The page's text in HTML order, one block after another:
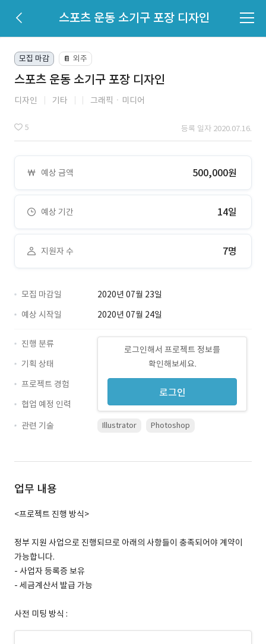
스포츠 운동 소기구 포장 디자인
모집 마감 📔 외주
스포츠 운동 소기구 포장 디자인
디자인 기타 그래픽ㆍ미디어
5 등록 일자 2020.07.16.
예상 금액 500,000원
예상 기간 14일
지원자 수 7명
모집 마감일
2020년 07월 23일
예상 시작일
2020년 07월 24일
로그인해서 프로젝트 정보를
확인해보세요.
로그인
진행 분류
기획 상태
프로젝트 경험
협업 예정 인력
관련 기술
Illustrator Photoshop
업무 내용
<프로젝트 진행 방식>
정부 지원 사업으로 진행되므로 아래의 사항들이 충족되어야 계약이
가능합니다.
- 사업자 등록증 보유
- 세금계산서 발급 가능
사전 미팅 방식 :